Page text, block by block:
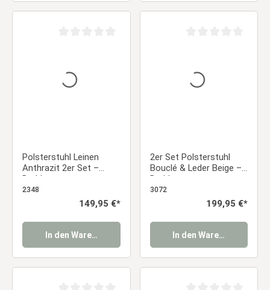
Polsterstuhl Leinen
Anthrazit 2er Set –
Drehbare
Esszimmerstühle mit
Armlehnen | Bequeme
Küchenstühle modern
gepolstert Essstuhl
2348
Regulärer Preis:
149,95 €*
In den Warenkorb
2er Set Polsterstuhl
Bouclé & Leder Beige –
Drehbare
Esszimmerstühle mit
Armlehnen in Almond
3072
Regulärer Preis:
199,95 €*
In den Warenkorb